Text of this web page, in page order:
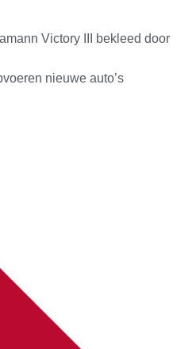
Victory III bekleed door
nieuwe auto’s